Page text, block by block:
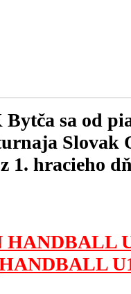
sa od
Slovak
1. hracieho
HANDBALL